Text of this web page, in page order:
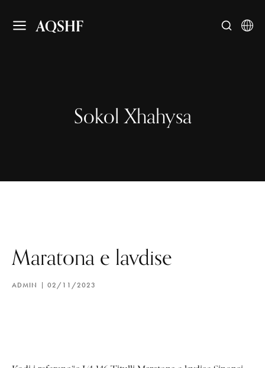
AQSHF
Sokol Xhahysa
Maratona e lavdise
ADMIN 02/11/2023